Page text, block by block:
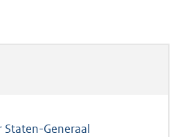
Staten-Generaal